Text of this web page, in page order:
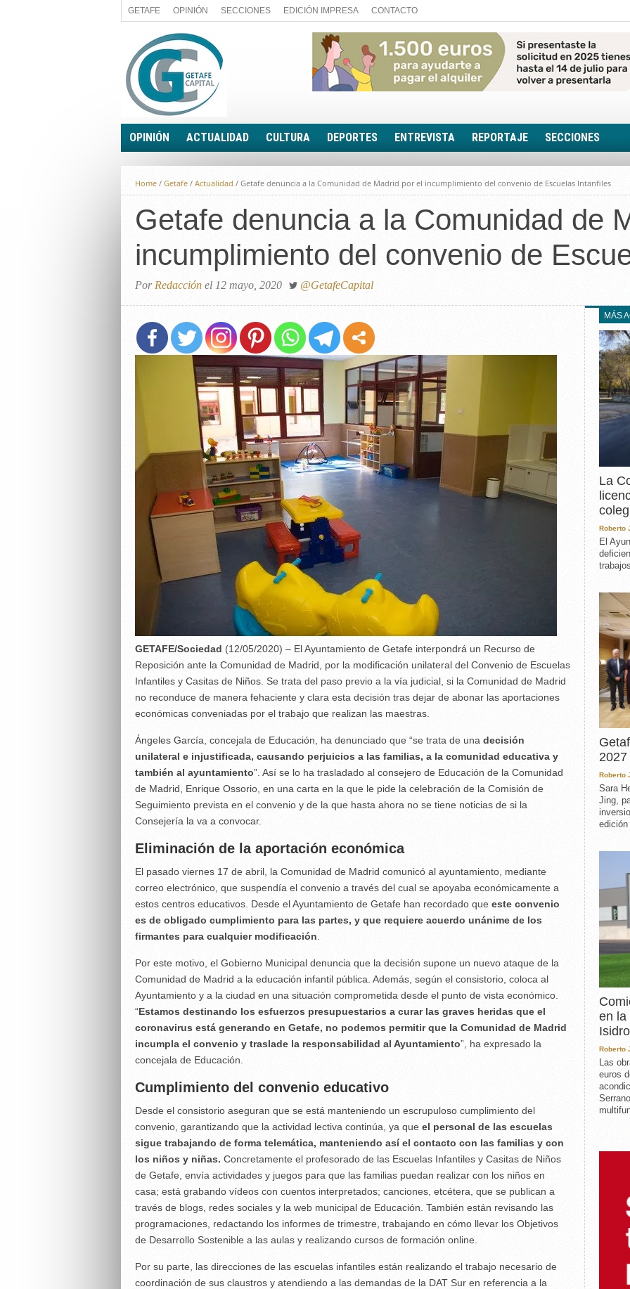
GETAFE OPINIÓN SECCIONES EDICIÓN IMPRESA CONTACTO
OPINIÓN
A FIN DE CUENTAS
PALABRA DE CONCEJAL
LA PIEDRA DE SÍSIFO
EL SACAPUNTAS
TODAS LAS BANDERAS
ROTAS
ACTUALIDAD
POLÍTICA
ECONOMÍA
SOCIEDAD
BREVES
CULTURA DEPORTES ENTREVISTA REPORTAJE SECCIONES
FOTONOTICIA
EL AULA SIN MUROS
LOOK TOTAL
RINCÓN
TRIBUNA CON
EL RINCÓN DE
LA VOZ DE LA
EXPERIENCIA
IN MEMORIAM
MEMORIA
UN MINUTO EN EL
Home / Getafe / Actualidad / Getafe denuncia a la Comunidad de Madrid por el incumplimiento del convenio de Escuelas Intanfiles
Getafe denuncia a la Comunidad de
incumplimiento del convenio de
Por Redacción el 12 mayo, 2020 @GetafeCapital
GETAFE/Sociedad (12/05/2020) – El Ayuntamiento de Getafe interpondrá un Recurso de
Reposición ante la Comunidad de Madrid, por la modificación unilateral del Convenio de Escuelas
Infantiles y Casitas de Niños. Se trata del paso previo a la vía judicial, si la Comunidad de Madrid
no reconduce de manera fehaciente y clara esta decisión tras dejar de abonar las aportaciones
económicas conveniadas por el trabajo que realizan las maestras.
Ángeles García, concejala de Educación, ha denunciado que “se trata de una decisión
unilateral e injustificada, causando perjuicios a las familias, a la comunidad educativa y
también al ayuntamiento”. Así se lo ha trasladado al consejero de Educación de la Comunidad
de Madrid, Enrique Ossorio, en una carta en la que le pide la celebración de la Comisión de
Seguimiento prevista en el convenio y de la que hasta ahora no se tiene noticias de si la
Consejería la va a convocar.
Eliminación de la aportación económica
El pasado viernes 17 de abril, la Comunidad de Madrid comunicó al ayuntamiento, mediante
correo electrónico, que suspendía el convenio a través del cual se apoyaba económicamente a
estos centros educativos. Desde el Ayuntamiento de Getafe han recordado que este convenio
es de obligado cumplimiento para las partes, y que requiere acuerdo unánime de los
firmantes para cualquier modificación
Por este motivo, el Gobierno Municipal denuncia que la decisión supone un nuevo ataque de la
Comunidad de Madrid a la educación infantil pública. Además, según el consistorio, coloca al
Ayuntamiento y a la ciudad en una situación comprometida desde el punto de vista económico.
“Estamos destinando los esfuerzos presupuestarios a curar las graves heridas que el
coronavirus está generando en Getafe, no podemos permitir que la Comunidad de Madrid
incumpla el convenio y traslade la responsabilidad al Ayuntamiento”, ha expresado la
concejala de Educación.
Cumplimiento del convenio educativo
Desde el consistorio aseguran que se está manteniendo un escrupuloso cumplimiento del
convenio, garantizando que la actividad lectiva continúa, ya que el personal de las escuelas
sigue trabajando de forma telemática, manteniendo así el contacto con las familias y con
los niños y niñas. Concretamente el profesorado de las Escuelas Infantiles y Casitas de Niños
de Getafe, envía actividades y juegos para que las familias puedan realizar con los niños en
casa; está grabando vídeos con cuentos interpretados; canciones, etcétera, que se publican a
través de blogs, redes sociales y la web municipal de Educación. También están revisando las
programaciones, redactando los informes de trimestre, trabajando en cómo llevar los Objetivos
de Desarrollo Sostenible a las aulas y realizando cursos de formación online.
Por su parte, las direcciones de las escuelas infantiles están realizando el trabajo necesario de
coordinación de sus claustros y atendiendo a las demandas de la DAT Sur en referencia a la
MÁS
La
Roberto
El
2027
Roberto
Sara
Jing,
en la
Isidro
Roberto
Las
euros